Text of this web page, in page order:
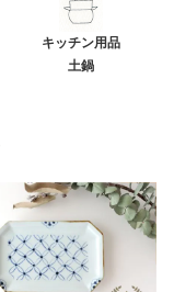
キッチン用品
土鍋